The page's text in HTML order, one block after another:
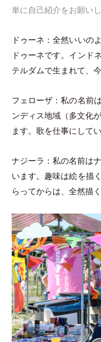
単に自己紹介をお願いし
ドゥーネ：全然いいの
ドゥーネです。インド
テルダムで生まれて、
フェローザ：私の名前
ンディス地域 （多文化
ます。歌を仕事にしてい
ナジーラ：私の名前は
います。趣味は絵を描
らってからは、全然描